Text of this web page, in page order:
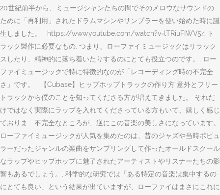
20世紀前半から、ミュージシャンたちの間でそのメロウなサウンドの
ために「再利用」されたドラムマシンやサンプラーを使い始めた時に誕
生しました。 https://www.youtube.com/watch?v=lTRiuFIWV54 ト
ラック製作に必要なもの. つまり、ローファイミュージックはリラック
スしたり、精神的に落ち着いたりするのにとても役立つのです。, ロー
ファイミュージックで特に特徴的なのが「レコーディング時の不完全
さ」です。 【Cubase】ヒップホップトラックの作り方 意外とフリー
トラックから僕のことを知ってくださる方が増えてきました。 それだ
けではなく実際にラップを入れてくださっている方もいて、嬉しく感じ
ておりま … 不完全なところが、逆にこの音楽の美しさになっています。
ローファイミュージックが人気を集めたのは、昔のジャズや当時ポピュ
ラーだったジャンルの楽曲をサンプリングして作ったオールドスクール
なラップやヒップホップに魅了されたアーティストやリスナーたちの影
響もあるでしょう。, 科学的な研究では「ある特定の音楽は集中するの
にとても良い」という結果が出ていますが、ローファイはまさにこれに